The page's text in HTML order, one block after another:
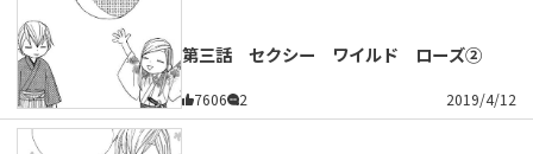
第三話 セクシー ワイルド ローズ②
7606 2 2019/4/12